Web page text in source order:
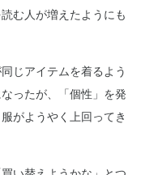
む人が増えたようにも
じアイテムを着るよう
ったが、「個性」を発
がようやく上回ってき